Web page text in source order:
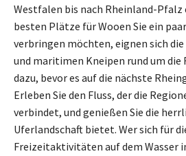
Westfalen bis nach Rheinland-Pfalz
besten Plätze für Wooen Sie ein
verbringen möchten, eignen sich
und maritimen Kneipen rund um die
dazu, bevor es auf die nächste
Erleben Sie den Fluss, der die
verbindet, und genießen Sie die
Uferlandschaft bietet. Wer sich für
Freizeitaktivitäten auf dem Wasser